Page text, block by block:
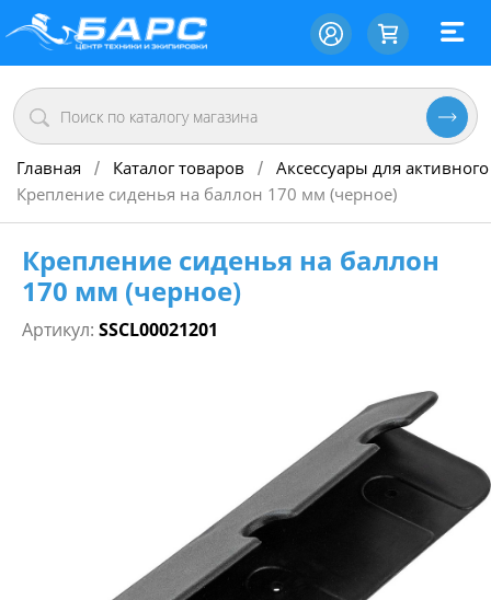
Главная / Каталог товаров / Аксессуары для
Крепление сиденья на баллон 170 мм (черное)
Крепление сиденья на баллон
170 мм (черное)
Артикул: SSCL00021201